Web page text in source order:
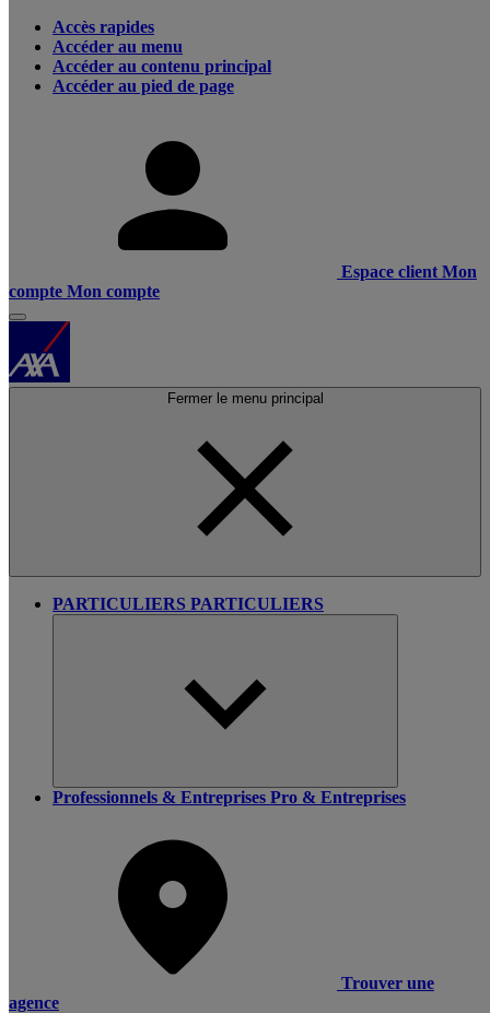
Accès rapides
Accéder au menu
Accéder au contenu principal
Accéder au pied de page
Espace client Mon
compte Mon compte
Fermer le menu principal
PARTICULIERS PARTICULIERS
Professionnels & Entreprises Pro & Entreprises
Trouver une
agence